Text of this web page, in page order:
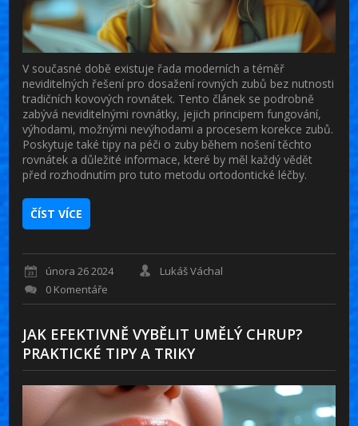
V současné době existuje řada moderních a téměř
neviditelných řešení pro dosažení rovných zubů bez nutnosti
tradičních kovových rovnátek. Tento článek se podrobně
zabývá neviditelnými rovnátky, jejich principem fungování,
výhodami, možnými nevýhodami a procesem korekce zubů.
Poskytuje také tipy na péči o zuby během nošení těchto
rovnátek a důležité informace, které by měl každý vědět
před rozhodnutím pro tuto metodu ortodontické léčby.
ČÍST VÍCE
února 26 2024
Lukáš Váchal
0 Komentáře
JAK EFEKTIVNĚ VYBĚLIT UMĚLÝ CHRUP?
PRAKTICKÉ TIPY A TRIKY